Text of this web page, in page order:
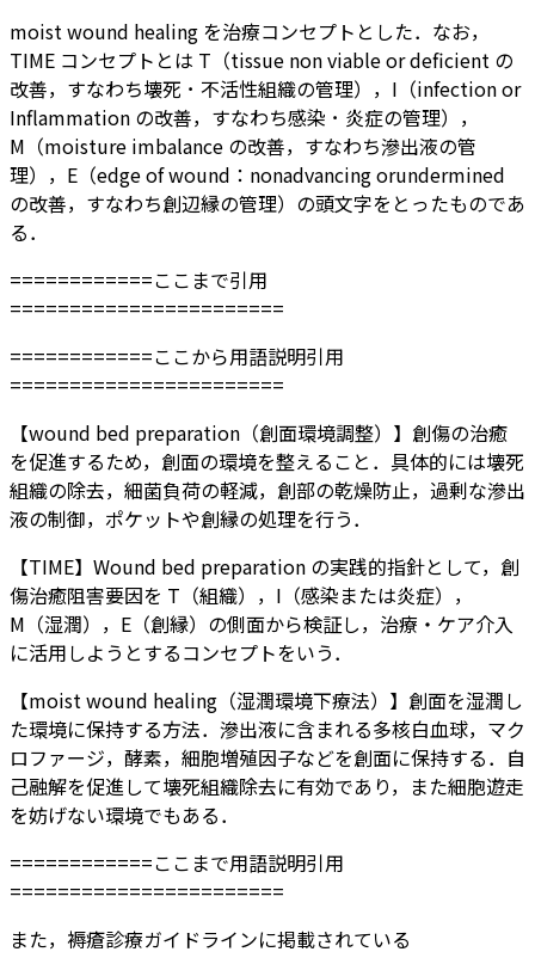
moist wound healing を治療コンセプトとした．なお，
TIME コンセプトとは T（tissue non viable or deficient の
改善，すなわち壊死 ･ 不活性組織の管理），I（infection or
Inflammation の改善，すなわち感染 ･ 炎症の管理），
M（moisture imbalance の改善，すなわち滲出液の管
理），E（edge of wound：nonadvancing orundermined
の改善，すなわち創辺縁の管理）の頭文字をとったものであ
る．
============ここまで引用
=======================
============ここから用語説明引用
=======================
【wound bed preparation（創面環境調整）】創傷の治癒
を促進するため，創面の環境を整えること．具体的には壊死
組織の除去，細菌負荷の軽減，創部の乾燥防止，過剰な滲出
液の制御，ポケットや創縁の処理を行う．
【TIME】Wound bed preparation の実践的指針として，創
傷治癒阻害要因を T（組織），I（感染または炎症），
M（湿潤），E（創縁）の側面から検証し，治療・ケア介入
に活用しようとするコンセプトをいう．
【moist wound healing（湿潤環境下療法）】創面を湿潤し
た環境に保持する方法．滲出液に含まれる多核白血球，マク
ロファージ，酵素，細胞増殖因子などを創面に保持する．自
己融解を促進して壊死組織除去に有効であり，また細胞遊走
を妨げない環境でもある．
============ここまで用語説明引用
=======================
また，褥瘡診療ガイドラインに掲載されている